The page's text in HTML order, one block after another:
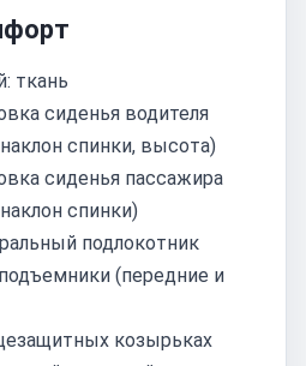
ткань
сиденья водителя
спинки, высота)
сиденья пассажира
спинки)
подлокотник
(передние и
козырьках